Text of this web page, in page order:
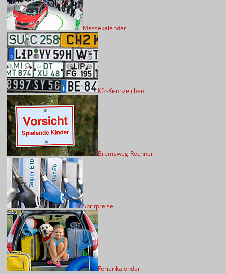
Messekalender
Kfz-Kennzeichen
Bremsweg-Rechner
Spritpreise
Ferienkalender